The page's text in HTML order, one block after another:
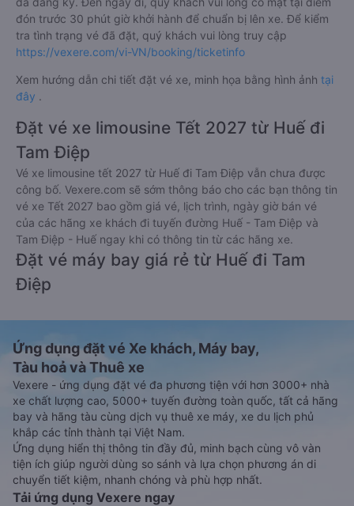
đón trước 30 phút giờ khởi hành để chuẩn bị lên xe. Để kiểm
tra tình trạng vé đã đặt, quý khách vui lòng truy cập
https://vexere.com/vi-VN/booking/ticketinfo
Xem hướng dẫn chi tiết đặt vé xe, minh họa bằng hình ảnh tại
đây .
Đặt vé xe limousine Tết 2027 từ Huế đi
Tam Điệp
Vé xe limousine tết 2027 từ Huế đi Tam Điệp vẫn chưa được
công bố. Vexere.com sẽ sớm thông báo cho các bạn thông tin
vé xe Tết 2027 bao gồm giá vé, lịch trình, ngày giờ bán vé
của các hãng xe khách đi tuyến đường Huế - Tam Điệp và
Tam Điệp - Huế ngay khi có thông tin từ các hãng xe.
Đặt vé máy bay giá rẻ từ Huế đi Tam
Điệp
Ứng dụng đặt vé Xe khách, Máy bay,
Tàu hoả và Thuê xe
Vexere - ứng dụng đặt vé đa phương tiện với hơn 3000+ nhà
xe chất lượng cao, 5000+ tuyến đường toàn quốc, tất cả hãng
bay và hãng tàu cùng dịch vụ thuê xe máy, xe du lịch phủ
khắp các tỉnh thành tại Việt Nam.
Ứng dụng hiển thị thông tin đầy đủ, minh bạch cùng vô vàn
tiện ích giúp người dùng so sánh và lựa chọn phương án di
chuyển tiết kiệm, nhanh chóng và phù hợp nhất.
Tải ứng dụng Vexere ngay